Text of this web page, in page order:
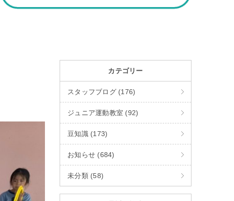
カテゴリー
スタッフブログ (176)
ジュニア運動教室 (92)
豆知識 (173)
お知らせ (684)
未分類 (58)